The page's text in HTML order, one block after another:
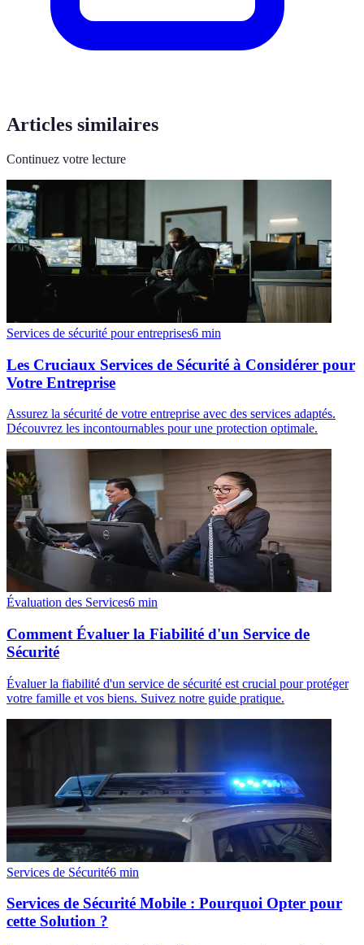
Articles similaires
Continuez votre lecture
Services de sécurité pour entreprises6 min
Les Cruciaux Services de Sécurité à Considérer pour
Votre Entreprise
Assurez la sécurité de votre entreprise avec des services adaptés.
Découvrez les incontournables pour une protection optimale.
Évaluation des Services6 min
Comment Évaluer la Fiabilité d'un Service de
Sécurité
Évaluer la fiabilité d'un service de sécurité est crucial pour protéger
votre famille et vos biens. Suivez notre guide pratique.
Services de Sécurité6 min
Services de Sécurité Mobile : Pourquoi Opter pour
cette Solution ?